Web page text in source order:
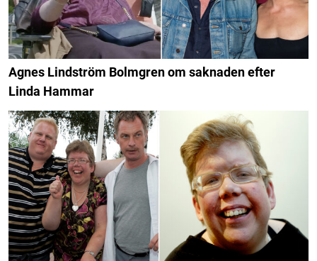
Agnes Lindström Bolmgren om saknaden efter
Linda Hammar